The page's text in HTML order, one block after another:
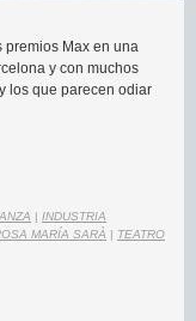
premios Max en una
y con muchos
los que parecen odiar
| INDUSTRIA
MARÍA SARÀ | TEATRO